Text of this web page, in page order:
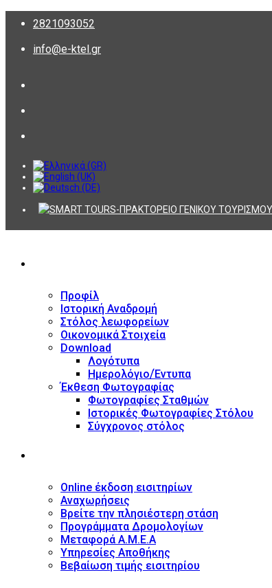
2821093052
info@e-ktel.gr
Προφίλ
Ιστορική Αναδρομή
Στόλος λεωφορείων
Οικονομικά Στοιχεία
Download
Λογότυπα
Ημερολόγιο/Έντυπα
Έκθεση Φωτογραφίας
Φωτογραφίες Σταθμών
Ιστορικές Φωτογραφίες Στόλου
Σύγχρονος στόλος
Online έκδοση εισιτηρίων
Αναχωρήσεις
Βρείτε την πλησιέστερη στάση
Προγράμματα Δρομολογίων
Μεταφορά Α.Μ.Ε.Α
Υπηρεσίες Αποθήκης
Βεβαίωση τιμής εισιτηρίου